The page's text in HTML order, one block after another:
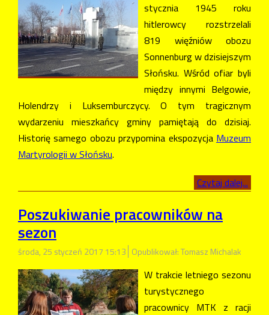
stycznia 1945 roku
hitlerowcy rozstrzelali
819 więźniów obozu
Sonnenburg w dzisiejszym
Słońsku. Wśród ofiar byli
między innymi Belgowie,
Holendrzy i Luksemburczycy. O tym tragicznym
wydarzeniu mieszkańcy gminy pamiętają do dzisiaj.
Historię samego obozu przypomina ekspozycja Muzeum
Martyrologii w Słońsku.
Czytaj dalej...
Poszukiwanie pracowników na
sezon
środa, 25 styczeń 2017 15:13 Opublikował: Tomasz Michalak
W trakcie letniego sezonu
turystycznego
pracownicy MTK z racji